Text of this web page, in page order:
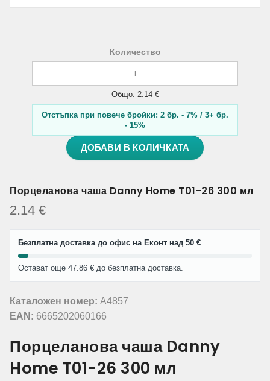
Количество
Общо: 2.14 €
Отстъпка при повече бройки: 2 бр. - 7% / 3+ бр.
- 15%
ДОБАВИ В КОЛИЧКАТА
Порцеланова чаша Danny Home T01-26 300 мл
2.14 €
Безплатна доставка до офис на Еконт над 50 €
Остават още 47.86 € до безплатна доставка.
Каталожен номер: A4857
EAN: 6665202060166
Порцеланова чаша Danny
Home T01-26 300 мл